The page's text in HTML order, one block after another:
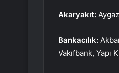
Akaryakıt:
Bankacılık:
Vakıfbank, Yapı